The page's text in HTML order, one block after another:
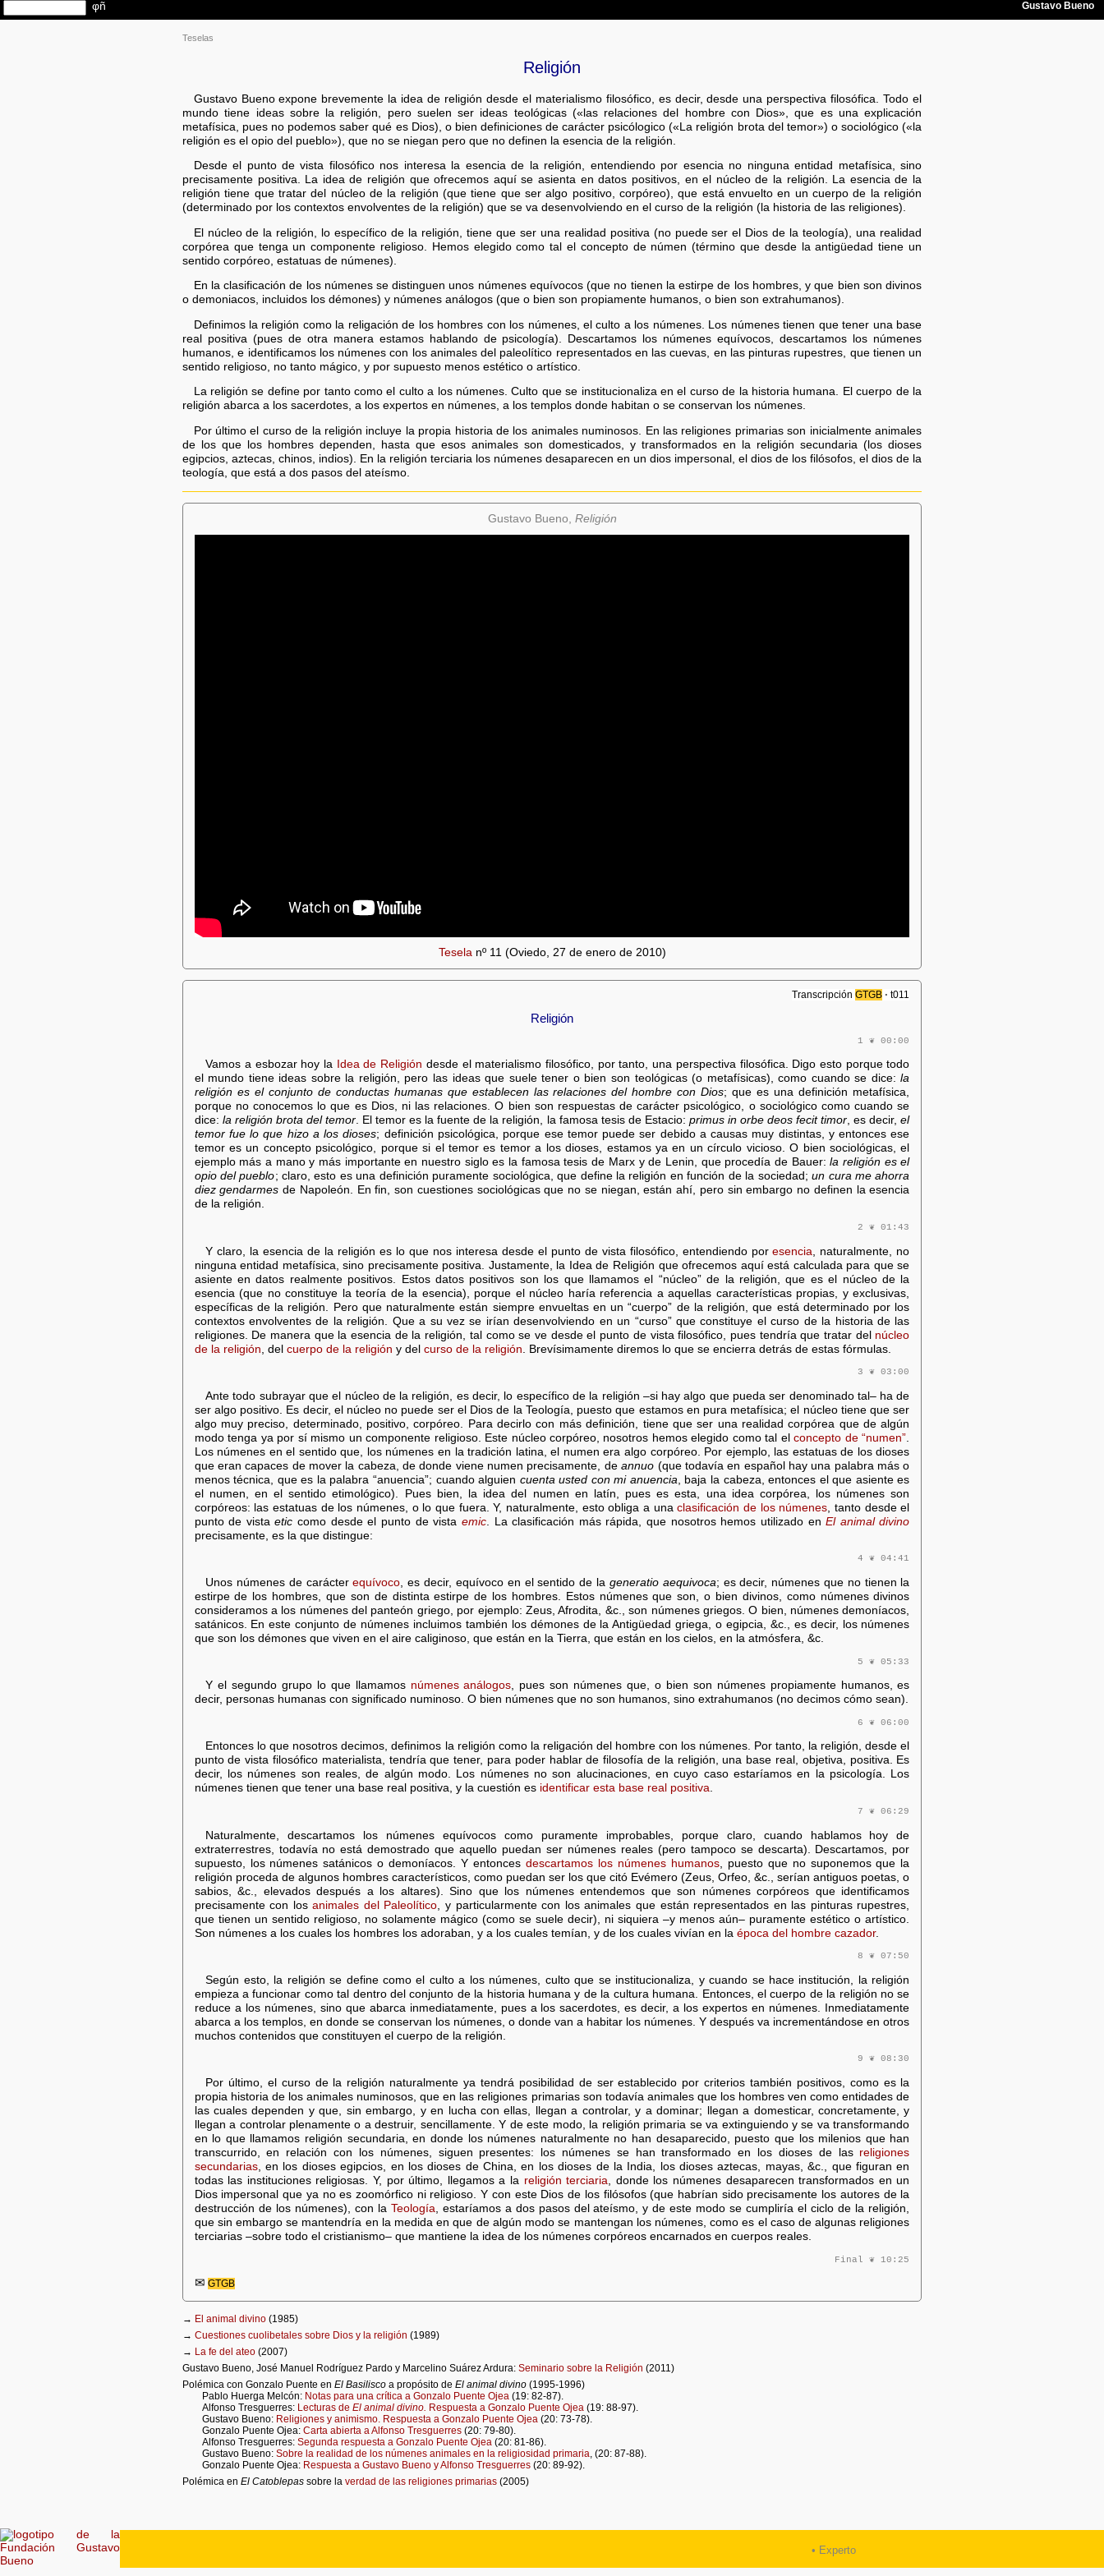
Teselas
Religión
Gustavo Bueno expone brevemente la idea de religión desde el materialismo filosófico, es decir, desde una perspectiva filosófica. Todo el
mundo tiene ideas sobre la religión, pero suelen ser ideas teológicas («las relaciones del hombre con Dios», que es una explicación
metafísica, pues no podemos saber qué es Dios), o bien definiciones de carácter psicólogico («La religión brota del temor») o sociológico («la
religión es el opio del pueblo»), que no se niegan pero que no definen la esencia de la religión.
Desde el punto de vista filosófico nos interesa la esencia de la religión, entendiendo por esencia no ninguna entidad metafísica, sino
precisamente positiva. La idea de religión que ofrecemos aquí se asienta en datos positivos, en el núcleo de la religión. La esencia de la
religión tiene que tratar del núcleo de la religión (que tiene que ser algo positivo, corpóreo), que está envuelto en un cuerpo de la religión
(determinado por los contextos envolventes de la religión) que se va desenvolviendo en el curso de la religión (la historia de las religiones).
El núcleo de la religión, lo específico de la religión, tiene que ser una realidad positiva (no puede ser el Dios de la teología), una realidad
corpórea que tenga un componente religioso. Hemos elegido como tal el concepto de númen (término que desde la antigüedad tiene un
sentido corpóreo, estatuas de númenes).
En la clasificación de los númenes se distinguen unos númenes equívocos (que no tienen la estirpe de los hombres, y que bien son divinos
o demoniacos, incluidos los démones) y númenes análogos (que o bien son propiamente humanos, o bien son extrahumanos).
Definimos la religión como la religación de los hombres con los númenes, el culto a los númenes. Los númenes tienen que tener una base
real positiva (pues de otra manera estamos hablando de psicología). Descartamos los númenes equívocos, descartamos los númenes
humanos, e identificamos los númenes con los animales del paleolítico representados en las cuevas, en las pinturas rupestres, que tienen un
sentido religioso, no tanto mágico, y por supuesto menos estético o artístico.
La religión se define por tanto como el culto a los númenes. Culto que se institucionaliza en el curso de la historia humana. El cuerpo de la
religión abarca a los sacerdotes, a los expertos en númenes, a los templos donde habitan o se conservan los númenes.
Por último el curso de la religión incluye la propia historia de los animales numinosos. En las religiones primarias son inicialmente animales
de los que los hombres dependen, hasta que esos animales son domesticados, y transformados en la religión secundaria (los dioses
egipcios, aztecas, chinos, indios). En la religión terciaria los númenes desaparecen en un dios impersonal, el dios de los filósofos, el dios de la
teología, que está a dos pasos del ateísmo.
Gustavo Bueno, Religión
Tesela nº 11 (Oviedo, 27 de enero de 2010)
TranscripciónGTGB ⋅ t011
Religión
1 ❦ 00:00
Vamos a esbozar hoy la Idea de Religión desde el materialismo filosófico, por tanto, una perspectiva filosófica. Digo esto porque todo
el mundo tiene ideas sobre la religión, pero las ideas que suele tener o bien son teológicas (o metafísicas), como cuando se dice:la
religión es el conjunto de conductas humanas que establecen las relaciones del hombre con Dios; que es una definición metafísica,
porque no conocemos lo que es Dios, ni las relaciones. O bien son respuestas de carácter psicológico, o sociológico como cuando se
dice: la religión brota del temor. El temor es la fuente de la religión, la famosa tesis de Estacio: primus in orbe deos fecit timor, es decir,el
temor fue lo que hizo a los dioses; definición psicológica, porque ese temor puede ser debido a causas muy distintas, y entonces ese
temor es un concepto psicológico, porque si el temor es temor a los dioses, estamos ya en un círculo vicioso. O bien sociológicas, el
ejemplo más a mano y más importante en nuestro siglo es la famosa tesis de Marx y de Lenin, que procedía de Bauer:la religión es el
opio del pueblo; claro, esto es una definición puramente sociológica, que define la religión en función de la sociedad;un cura me ahorra
diez gendarmes de Napoleón. En fin, son cuestiones sociológicas que no se niegan, están ahí, pero sin embargo no definen la esencia
de la religión.
2 ❦ 01:43
Y claro, la esencia de la religión es lo que nos interesa desde el punto de vista filosófico, entendiendo poresencia , naturalmente, no
ninguna entidad metafísica, sino precisamente positiva. Justamente, la Idea de Religión que ofrecemos aquí está calculada para que se
asiente en datos realmente positivos. Estos datos positivos son los que llamamos el “núcleo” de la religión, que es el núcleo de la
esencia (que no constituye la teoría de la esencia), porque el núcleo haría referencia a aquellas características propias, y exclusivas,
específicas de la religión. Pero que naturalmente están siempre envueltas en un “cuerpo” de la religión, que está determinado por los
contextos envolventes de la religión. Que a su vez se irían desenvolviendo en un “curso” que constituye el curso de la historia de las
religiones. De manera que la esencia de la religión, tal como se ve desde el punto de vista filosófico, pues tendría que tratar del núcleo
de la religión , del cuerpo de la religión y del curso de la religión . Brevísimamente diremos lo que se encierra detrás de estas fórmulas.
3 ❦ 03:00
Ante todo subrayar que el núcleo de la religión, es decir, lo específico de la religión –si hay algo que pueda ser denominado tal– ha de
ser algo positivo. Es decir, el núcleo no puede ser el Dios de la Teología, puesto que estamos en pura metafísica; el núcleo tiene que ser
algo muy preciso, determinado, positivo, corpóreo. Para decirlo con más definición, tiene que ser una realidad corpórea que de algún
modo tenga ya por sí mismo un componente religioso. Este núcleo corpóreo, nosotros hemos elegido como tal elconcepto de “numen”
Los númenes en el sentido que, los númenes en la tradición latina, el numen era algo corpóreo. Por ejemplo, las estatuas de los dioses
que eran capaces de mover la cabeza, de donde viene numen precisamente, deannuo (que todavía en español hay una palabra más o
menos técnica, que es la palabra “anuencia”; cuando alguien cuenta usted con mi anuencia , baja la cabeza, entonces el que asiente es
el numen, en el sentido etimológico). Pues bien, la idea del numen en latín, pues es esta, una idea corpórea, los númenes son
corpóreos: las estatuas de los númenes, o lo que fuera. Y, naturalmente, esto obliga a unaclasificación de los númenes , tanto desde el
punto de vista eticcomo desde el punto de vista emic. La clasificación más rápida, que nosotros hemos utilizado enEl animal divino
precisamente, es la que distingue:
4 ❦ 04:41
Unos númenes de carácterequívoco, es decir, equívoco en el sentido de la generatio aequivoca; es decir, númenes que no tienen la
estirpe de los hombres, que son de distinta estirpe de los hombres. Estos númenes que son, o bien divinos, como númenes divinos
consideramos a los númenes del panteón griego, por ejemplo: Zeus, Afrodita, &c., son númenes griegos. O bien, númenes demoníacos,
satánicos. En este conjunto de númenes incluimos también los démones de la Antigüedad griega, o egipcia, &c., es decir, los númenes
que son los démones que viven en el aire caliginoso, que están en la Tierra, que están en los cielos, en la atmósfera, &c.
5 ❦ 05:33
Y el segundo grupo lo que llamamos númenes análogos, pues son númenes que, o bien son númenes propiamente humanos, es
decir, personas humanas con significado numinoso. O bien númenes que no son humanos, sino extrahumanos (no decimos cómo sean).
6 ❦ 06:00
Entonces lo que nosotros decimos, definimos la religión como la religación del hombre con los númenes. Por tanto, la religión, desde el
punto de vista filosófico materialista, tendría que tener, para poder hablar de filosofía de la religión, una base real, objetiva, positiva. Es
decir, los númenes son reales, de algún modo. Los númenes no son alucinaciones, en cuyo caso estaríamos en la psicología. Los
númenes tienen que tener una base real positiva, y la cuestión es identificar esta base real positiva.
7 ❦ 06:29
Naturalmente, descartamos los númenes equívocos como puramente improbables, porque claro, cuando hablamos hoy de
extraterrestres, todavía no está demostrado que aquello puedan ser númenes reales (pero tampoco se descarta). Descartamos, por
supuesto, los númenes satánicos o demoníacos. Y entoncesdescartamos los númenes humanos, puesto que no suponemos que la
religión proceda de algunos hombres característicos, como puedan ser los que citó Evémero (Zeus, Orfeo, &c., serían antiguos poetas, o
sabios, &c., elevados después a los altares). Sino que los númenes entendemos que son númenes corpóreos que identificamos
precisamente con losanimales del Paleolítico , y particularmente con los animales que están representados en las pinturas rupestres,
que tienen un sentido religioso, no solamente mágico (como se suele decir), ni siquiera –y menos aún– puramente estético o artístico.
Son númenes a los cuales los hombres los adoraban, y a los cuales temían, y de los cuales vivían en la época del hombre cazador.
8 ❦ 07:50
Según esto, la religión se define como el culto a los númenes, culto que se institucionaliza, y cuando se hace institución, la religión
empieza a funcionar como tal dentro del conjunto de la historia humana y de la cultura humana. Entonces, el cuerpo de la religión no se
reduce a los númenes, sino que abarca inmediatamente, pues a los sacerdotes, es decir, a los expertos en númenes. Inmediatamente
abarca a los templos, en donde se conservan los númenes, o donde van a habitar los númenes. Y después va incrementándose en otros
muchos contenidos que constituyen el cuerpo de la religión.
9 ❦ 08:30
Por último, el curso de la religión naturalmente ya tendrá posibilidad de ser establecido por criterios también positivos, como es la
propia historia de los animales numinosos, que en las religiones primarias son todavía animales que los hombres ven como entidades de
las cuales dependen y que, sin embargo, y en lucha con ellas, llegan a controlar, y a dominar; llegan a domesticar, concretamente, y
llegan a controlar plenamente o a destruir, sencillamente. Y de este modo, la religión primaria se va extinguiendo y se va transformando
en lo que llamamos religión secundaria, en donde los númenes naturalmente no han desaparecido, puesto que los milenios que han
transcurrido, en relación con los númenes, siguen presentes: los númenes se han transformado en los dioses de las religiones
secundarias, en los dioses egipcios, en los dioses de China, en los dioses de la India, los dioses aztecas, mayas, &c., que figuran en
todas las instituciones religiosas. Y, por último, llegamos a la religión terciaria , donde los númenes desaparecen transformados en un
Dios impersonal que ya no es zoomórfico ni religioso. Y con este Dios de los filósofos (que habrían sido precisamente los autores de la
destrucción de los númenes), con la Teología , estaríamos a dos pasos del ateísmo, y de este modo se cumpliría el ciclo de la religión,
que sin embargo se mantendría en la medida en que de algún modo se mantengan los númenes, como es el caso de algunas religiones
terciarias ‒sobre todo el cristianismo‒ que mantiene la idea de los númenes corpóreos encarnados en cuerpos reales.
Final ❦ 10:25
✉ GTGB
→ El animal divino (1985)
→ Cuestiones cuolibetales sobre Dios y la religión (1989)
→ La fe del ateo (2007)
Gustavo Bueno, José Manuel Rodríguez Pardo y Marcelino Suárez Ardura: Seminario sobre la Religión (2011)
Polémica con Gonzalo Puente en El Basilisco a propósito de El animal divino (1995-1996)
Pablo Huerga Melcón: Notas para una crítica a Gonzalo Puente Ojea (19: 82-87).
Alfonso Tresguerres: Lecturas deEl animal divino. Respuesta a Gonzalo Puente Ojea (19: 88-97).
Gustavo Bueno: Religiones y animismo. Respuesta a Gonzalo Puente Ojea (20: 73-78).
Gonzalo Puente Ojea:Carta abierta a Alfonso Tresguerres (20: 79-80).
Alfonso Tresguerres:Segunda respuesta a Gonzalo Puente Ojea (20: 81-86).
Gustavo Bueno:Sobre la realidad de los númenes animales en la religiosidad primaria, (20: 87-88).
Gonzalo Puente Ojea: Respuesta a Gustavo Bueno y Alfonso Tresguerres (20: 89-92).
Polémica en El Catoblepas sobre la verdad de las religiones primarias (2005)